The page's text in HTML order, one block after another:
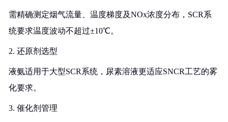
需精确测定烟气流量、温度梯度及NOx浓度分布，SCR系
统要求温度波动不超过±10℃。
2. 还原剂选型
液氨适用于大型SCR系统，尿素溶液更适应SNCR工艺的雾
化要求。
3. 催化剂管理